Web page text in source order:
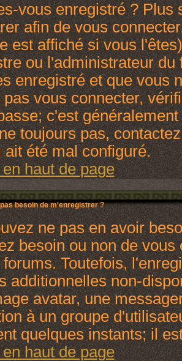
vous enregistré ? Plus
afin de vous
est affiché si vous
ou l'administrateur
enregistré et que vous
vous connecter,
c'est
toujours pas,
ait été mal configuré.
haut de page
besoin de m'enregistrer ?
ne pas en avoir
besoin ou non de
Toutefois,
additionnelles non-
avatar, une
à un groupe
quelques instants; il
haut de page